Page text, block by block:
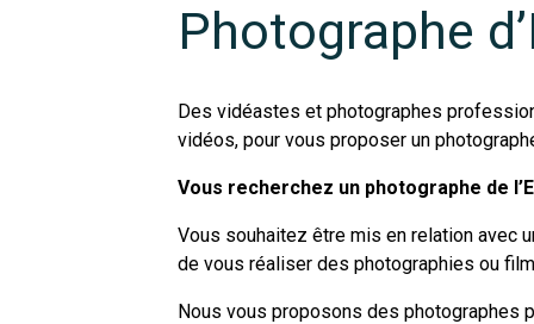
Photographe
Des vidéastes et photographes
vidéos, pour vous proposer un
Vous recherchez un photographe de
Vous souhaitez être mis en relation avec
de vous réaliser des photographies ou
Nous vous proposons des photographes